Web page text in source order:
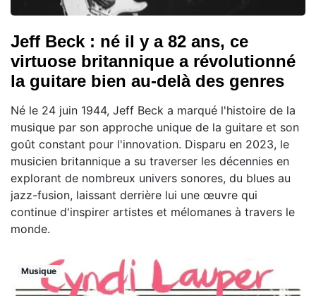
Jeff Beck : né il y a 82 ans, ce
virtuose britannique a révolutionné
la guitare bien au-delà des genres
Né le 24 juin 1944, Jeff Beck a marqué l'histoire de la
musique par son approche unique de la guitare et son
goût constant pour l'innovation. Disparu en 2023, le
musicien britannique a su traverser les décennies en
explorant de nombreux univers sonores, du blues au
jazz-fusion, laissant derrière lui une œuvre qui
continue d'inspirer artistes et mélomanes à travers le
monde.
Musique